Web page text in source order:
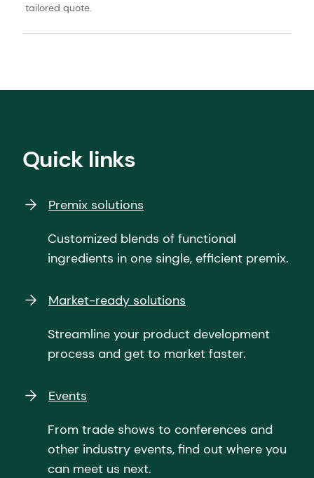
tailored quote.
Quick links
Premix solutions
Customized blends of functional
ingredients in one single, efficient premix.
Market-ready solutions
Streamline your product development
process and get to market faster.
Events
From trade shows to conferences and
other industry events, find out where you
can meet us next.